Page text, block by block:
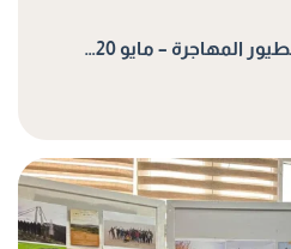
المهاجرة – مايو 20…